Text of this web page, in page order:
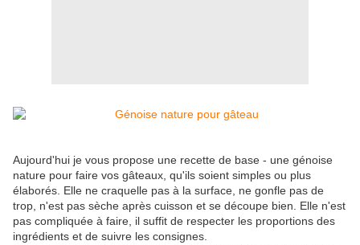
Aujourd'hui je vous propose une recette de base - une génoise
nature pour faire vos gâteaux, qu'ils soient simples ou plus
élaborés. Elle ne craquelle pas à la surface, ne gonfle pas de
trop, n'est pas sèche après cuisson et se découpe bien. Elle n'est
pas compliquée à faire, il suffit de respecter les proportions des
ingrédients et de suivre les consignes.